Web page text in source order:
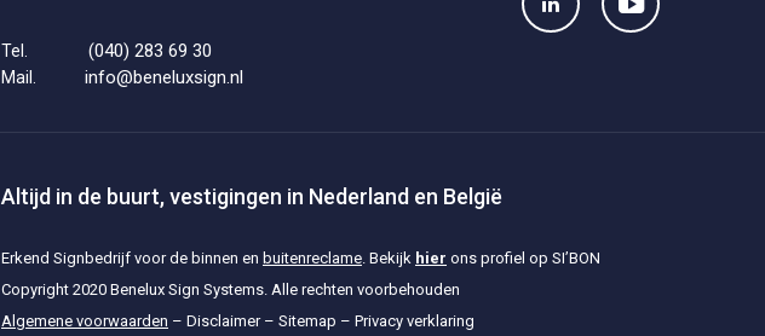
Tel. (040) 283 69 30
Mail. info@beneluxsign.nl
Altijd in de buurt, vestigingen in Nederland en België
Erkend Signbedrijf voor de binnen en buitenreclame. Bekijk hier ons profiel op SI’BON
Copyright 2020 Benelux Sign Systems. Alle rechten voorbehouden
Algemene voorwaarden – Disclaimer– Sitemap – Privacy verklaring